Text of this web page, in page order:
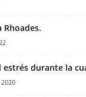
Rhoades.
estrés durante la